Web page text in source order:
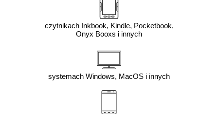
czytnikach Inkbook, Kindle, Pocketbook,
Onyx Booxs i innych
systemach Windows, MacOS i innych